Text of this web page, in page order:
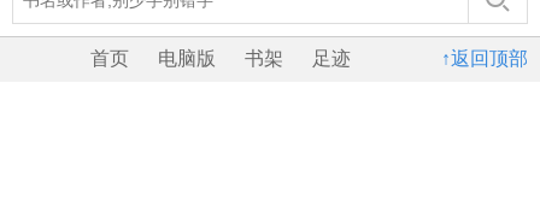
↑返回顶部
首页 电脑版 书架 足迹